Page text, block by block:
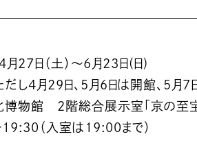
27日（土）〜6月23日(日)
だし4月29日、5月6日は開館、5月7
博物館 2階総合展示室「京の至宝
（入室は19:00まで）